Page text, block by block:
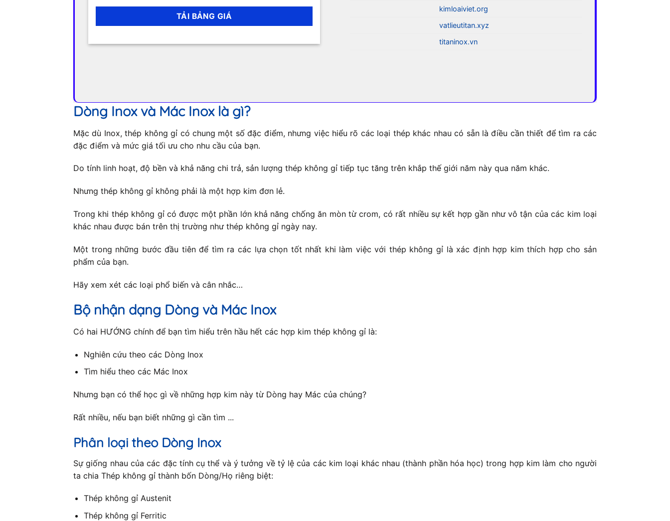
kimloaiviet.org
vatlieutitan.xyz
titaninox.vn
Dòng Inox và Mác Inox là gì?
Mặc dù Inox, thép không gỉ có chung một số đặc điểm, nhưng việc hiểu rõ các loại thép khác nhau có sẵn là điều cần thiết để tìm ra các
đặc điểm và mức giá tối ưu cho nhu cầu của bạn.
Do tính linh hoạt, độ bền và khả năng chi trả, sản lượng thép không gỉ tiếp tục tăng trên khắp thế giới năm này qua năm khác.
Nhưng thép không gỉ không phải là một hợp kim đơn lẻ.
Trong khi thép không gỉ có được một phần lớn khả năng chống ăn mòn từ crom, có rất nhiều sự kết hợp gần như vô tận của các kim loại
khác nhau được bán trên thị trường như thép không gỉ ngày nay.
Một trong những bước đầu tiên để tìm ra các lựa chọn tốt nhất khi làm việc với thép không gỉ là xác định hợp kim thích hợp cho sản
phẩm của bạn.
Hãy xem xét các loại phổ biến và cân nhắc…
Bộ nhận dạng Dòng và Mác Inox
Có hai HƯỚNG chính để bạn tìm hiểu trên hầu hết các hợp kim thép không gỉ là:
Nghiên cứu theo các Dòng Inox
Tìm hiểu theo các Mác Inox
Nhưng bạn có thể học gì về những hợp kim này từ Dòng hay Mác của chúng?
Rất nhiều, nếu bạn biết những gì cần tìm ...
Phân loại theo Dòng Inox
Sự giống nhau của các đặc tính cụ thể và ý tưởng về tỷ lệ của các kim loại khác nhau (thành phần hóa học) trong hợp kim làm cho người
ta chia Thép không gỉ thành bốn Dòng/Họ riêng biệt:
Thép không gỉ Austenit
Thép không gỉ Ferritic